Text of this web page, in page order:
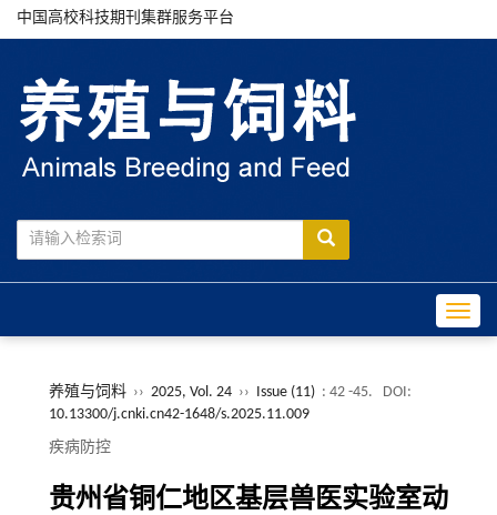
中国高校科技期刊集群服务平台
养殖与饲料 ›› 2025, Vol. 24 ›› Issue (11) : 42 -45.
DOI:
10.13300/j.cnki.cn42-1648/s.2025.11.009
疾病防控
贵州省铜仁地区基层兽医实验室动